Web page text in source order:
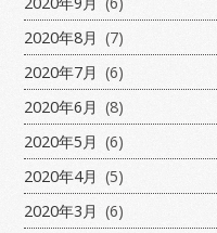
2020年8月 (7)
2020年7月 (6)
2020年6月 (8)
2020年5月 (6)
2020年4月 (5)
2020年3月 (6)